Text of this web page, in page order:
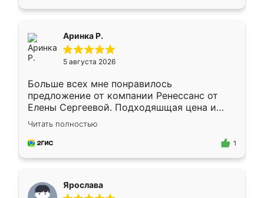
Аринка Р.
5 августа 2026
Больше всех мне понравилось
предложение от компании Ренессанс от
Елены Сергеевой. Подходяшщая цена и
короткие сроки изготовления. Приехавший
для замера сотрудник Владислав
предложил по моему эскизу самый
Читать полностью
1
Ярослава